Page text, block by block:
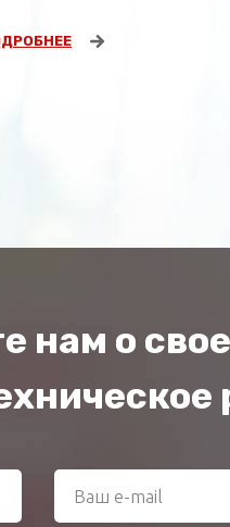
нам о